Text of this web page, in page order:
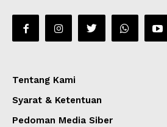
Tentang Kami
Syarat & Ketentuan
Pedoman Media Siber